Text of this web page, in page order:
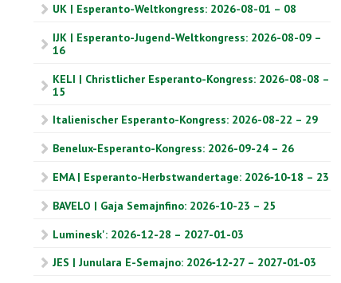
UK | Esperanto-Weltkongress: 2026-08-01 – 08
IJK | Esperanto-Jugend-Weltkongress: 2026-08-09 –
16
KELI | Christlicher Esperanto-Kongress: 2026-08-08 –
15
Italienischer Esperanto-Kongress: 2026-08-22 – 29
Benelux-Esperanto-Kongress: 2026-09-24 – 26
EMA | Esperanto-Herbstwandertage: 2026‑10‑18 – 23
BAVELO | Gaja Semajnfino: 2026-10-23 – 25
Luminesk': 2026-12-28 – 2027-01-03
JES | Junulara E-Semajno: 2026‑12‑27 – 2027‑01‑03